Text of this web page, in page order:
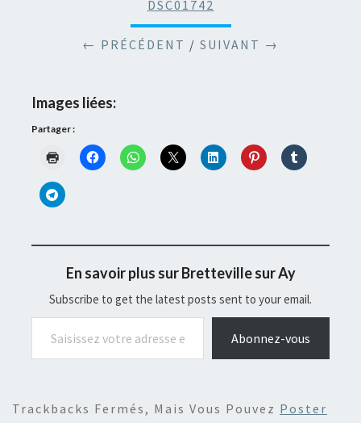
DSC01742
← PRÉCÉDENT / SUIVANT →
Images liées:
Partager :
En savoir plus sur Bretteville sur Ay
Subscribe to get the latest posts sent to your email.
Saisissez votre adresse e-mail…
Abonnez-vous
Trackbacks Fermés, Mais Vous Pouvez Poster